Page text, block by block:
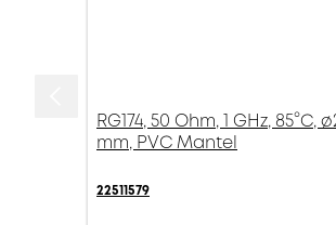
RG174, 50 Ohm, 1 GHz, 85°C,
mm, PVC Mantel
22511579